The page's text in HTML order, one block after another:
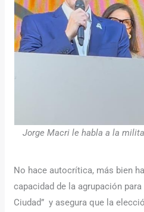
Jorge Macri le habla a la
No hace autocrítica, más bien
capacidad de la agrupación
Ciudad” y asegura que la